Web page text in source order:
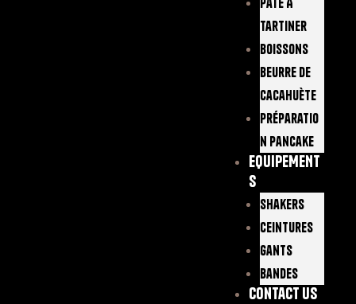
Tartiner
Boissons
Beurre De
Cacahuète
Préparatio
N Pancake
EQUIPEMENT
S
Shakers
Ceintures
Gants
Bandes
Contact Us